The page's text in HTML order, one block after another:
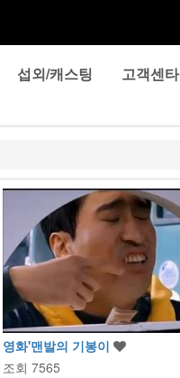
섭외/캐스팅 고객센타
영화'맨발의 기봉이
조회 7565